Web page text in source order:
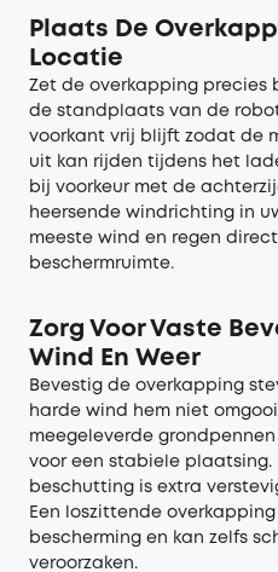
Plaats De
Locatie
Zet de overkapping precies
de standplaats van de
voorkant vrij blijft zodat de
uit kan rijden tijdens het
bij voorkeur met de
heersende windrichting in
meeste wind en regen
beschermruimte.
Zorg Voor Vaste
Wind En Weer
Bevestig de overkapping
harde wind hem niet
meegeleverde
voor een stabiele plaatsing.
beschutting is extra
Een loszittende
bescherming en kan zelfs
veroorzaken.